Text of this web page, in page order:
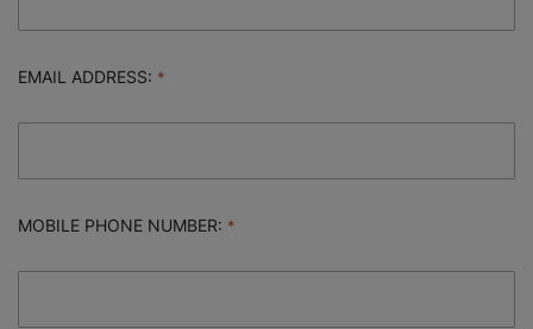
EMAIL ADDRESS:
MOBILE PHONE NUMBER: